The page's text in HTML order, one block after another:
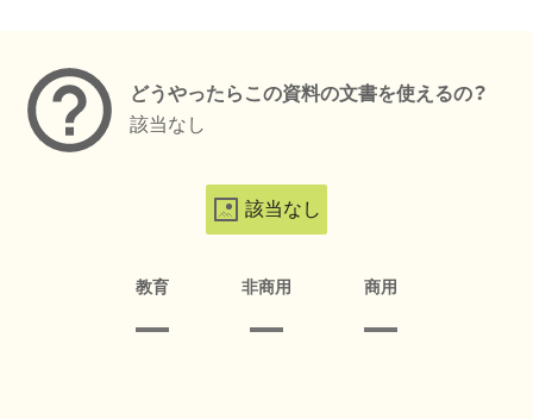
どうやったらこの資料の文書を使えるの？
該当なし
該当なし
教育 非商用 商用